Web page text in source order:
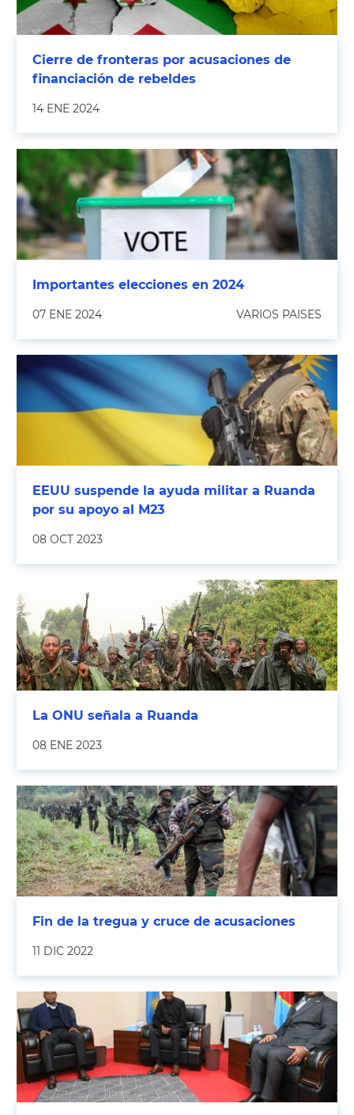
Cierre de fronteras por acusaciones de
financiación de rebeldes
14 ENE 2024
Importantes elecciones en 2024
07 ENE 2024 VARIOS PAISES
EEUU suspende la ayuda militar a Ruanda
por su apoyo al M23
08 OCT 2023
La ONU señala a Ruanda
08 ENE 2023
Fin de la tregua y cruce de acusaciones
11 DIC 2022